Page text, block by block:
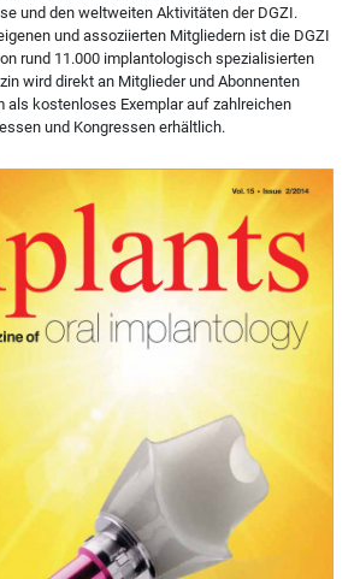
und den weltweiten Aktivitäten der DGZI.
und assoziierten Mitgliedern ist die DGZI
rund 11.000 implantologisch spezialisierten
wird direkt an Mitglieder und Abonnenten
als kostenloses Exemplar auf zahlreichen
und Kongressen erhältlich.